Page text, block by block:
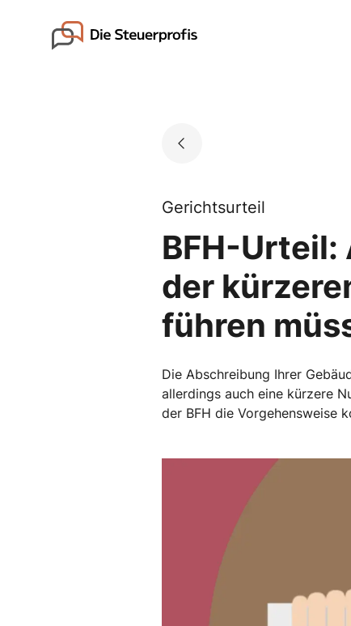
Go to landing page.
Gerichtsurteil
BFH-Urteil:
der
führen
Die Abschreibung Ihrer
allerdings auch eine kürzere
der BFH die Vorgehensweise